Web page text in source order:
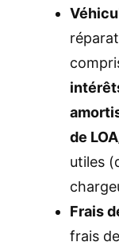
de
utiles
Frais
frais